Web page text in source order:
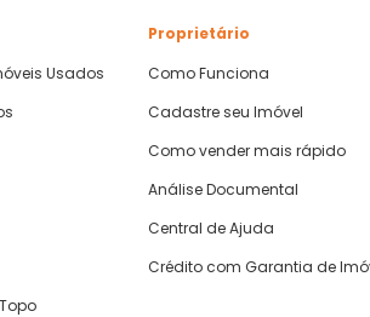
Usados
Proprietário
Como Funciona
Cadastre seu Imóvel
Como vender mais rápido
Análise Documental
Central de Ajuda
Crédito com Garantia de